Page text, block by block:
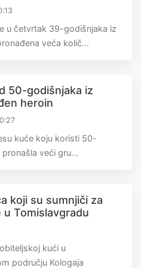
u četvrtak 39-godišnjaka iz
veća količ...
50-godišnjaka iz
heroin
kuće koju koristi 50-
veći gru...
koji su sumnjiči za
Tomislavgradu
kući u
području Kologaja